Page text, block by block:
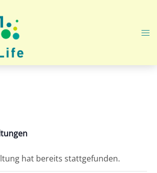
hat bereits stattgefunden.